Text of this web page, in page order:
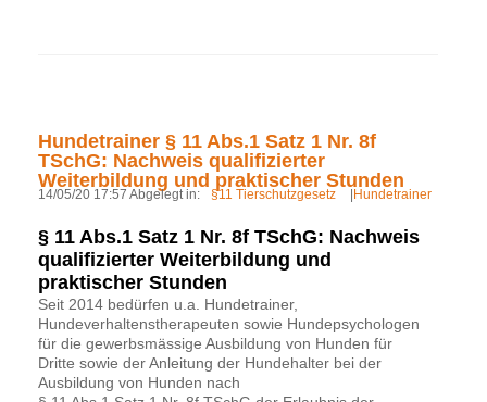
Hundetrainer § 11 Abs.1 Satz 1 Nr. 8f
TSchG: Nachweis qualifizierter
Weiterbildung und praktischer Stunden
14/05/20 17:57 Abgelegt in: §11 Tierschutzgesetz Hundetrainer
§ 11 Abs.1 Satz 1 Nr. 8f TSchG: Nachweis
qualifizierter Weiterbildung und
praktischer Stunden
Seit 2014 bedürfen u.a. Hundetrainer,
Hundeverhaltenstherapeuten sowie Hundepsychologen
für die gewerbsmässige Ausbildung von Hunden für
Dritte sowie der Anleitung der Hundehalter bei der
Ausbildung von Hunden nach